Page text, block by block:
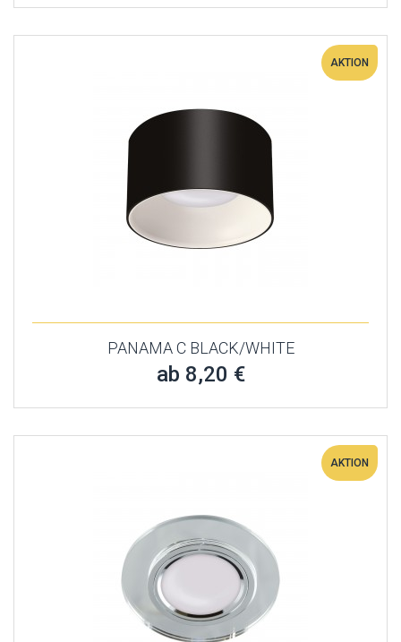
AKTION
PANAMA C BLACK/WHITE
ab 8,20 €
AKTION